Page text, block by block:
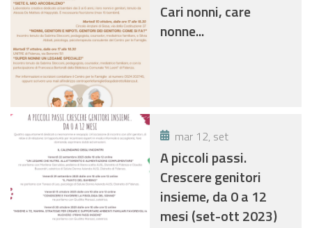
Cari nonni, care
nonne...
mar 12, set
A piccoli passi.
Crescere genitori
insieme, da 0 a 12
mesi (set-ott 2023)